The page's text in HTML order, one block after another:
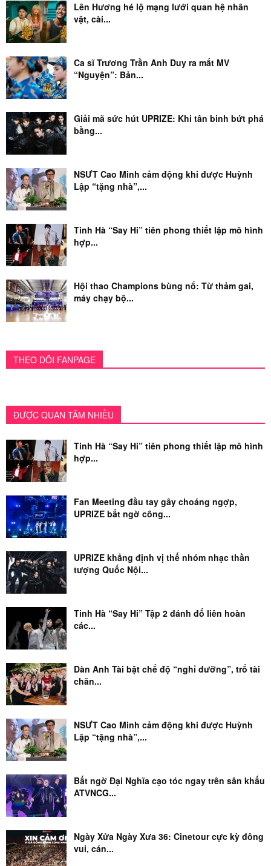
Lên Hương hé lộ mạng lưới quan hệ nhân
vật, cài...
Ca sĩ Trương Trần Anh Duy ra mắt MV
“Nguyện”: Bản...
Giải mã sức hút UPRIZE: Khi tân binh bứt phá
bằng...
NSƯT Cao Minh cảm động khi được Huỳnh
Lập “tặng nhà”,...
Tinh Hà “Say Hi” tiên phong thiết lập mô hình
hợp...
Hội thao Champions bùng nổ: Từ thảm gai,
máy chạy bộ...
THEO DÕI FANPAGE
ĐƯỢC QUAN TÂM NHIỀU
Tinh Hà “Say Hi” tiên phong thiết lập mô hình
hợp...
Fan Meeting đầu tay gây choáng ngợp,
UPRIZE bất ngờ công...
UPRIZE khẳng định vị thế nhóm nhạc thần
tượng Quốc Nội...
Tinh Hà “Say Hi” Tập 2 đánh đố liên hoàn
các...
Dàn Anh Tài bật chế độ “nghỉ dưỡng”, trổ tài
chăn...
NSƯT Cao Minh cảm động khi được Huỳnh
Lập “tặng nhà”,...
Bất ngờ Đại Nghĩa cạo tóc ngay trên sân khấu
ATVNCG...
Ngày Xửa Ngày Xưa 36: Cinetour cực kỳ đông
vui, cán...